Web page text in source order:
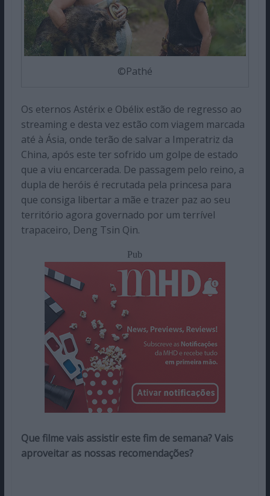
©Pathé
Os eternos Astérix e Obélix estão de regresso ao
streaming e desta vez estão com viagem marcada
até à Ásia, onde terão de salvar a Imperatriz da
China, após este ter sofrido um golpe de estado
que a viu encarcerada. De passagem pelo reino, a
dupla de heróis é recrutada pela princesa para
que consiga libertar a mãe e trazer paz ao seu
território agora governado por um terrível
trapaceiro, Deng Tsin Qin.
Pub
Que filme vais assistir este fim de semana? Vais
aproveitar as nossas recomendações?